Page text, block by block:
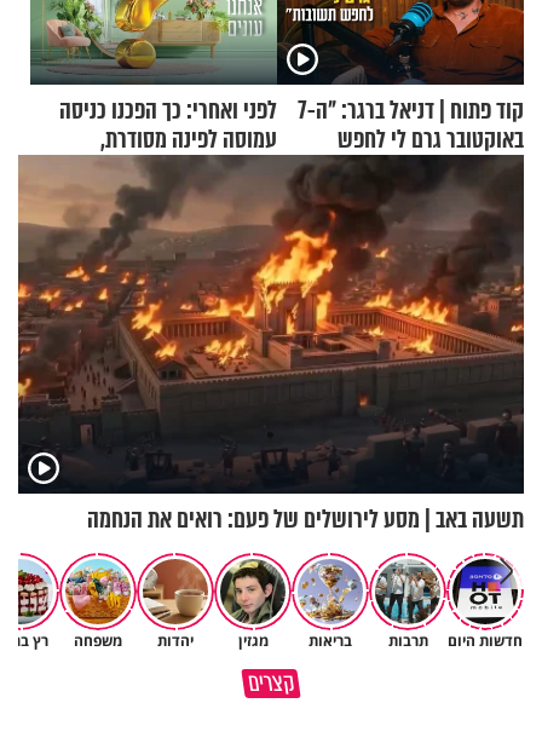
קוד פתוח | דניאל ברגר: "ה-7
באוקטובר גרם לי לחפש
תשובות"
לפני ואחרי: כך הפכנו כניסה
עמוסה לפינה מסודרת,
שימושית ומזמינה
תשעה באב | מסע לירושלים של פעם: רואים את הנחמה
חדשות היום תרבות בריאות מגזין יהדות משפחה רץ
קצרים
תשתמש באהבה של השם לטובתך
פותחים פתח קטן - ומקבלים